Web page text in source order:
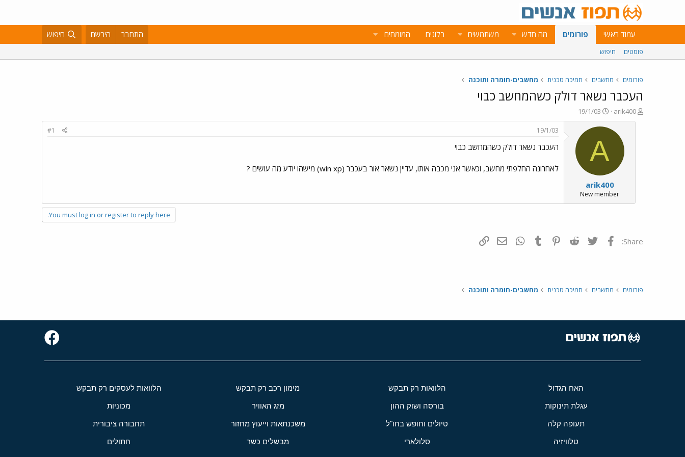
עמוד ראשי פורומים מה חדש משתמשים בלוגים המומחים התחבר הירשם חיפוש
פוסטים חיפוש
פורומים מחשבים תמיכה טכנית מחשבים-חומרה ותוכנה
העכבר נשאר דולק כשהמחשב כבוי
פ
ו
arik400
פ
ו
ר
ם
ב
א
ר
י
ך
19/1/03
A
arik400
New member
19/1/03
#1
העכבר נשאר דולק כשהמחשב כבוי
לאחרונה החלפתי מחשב, וכאשר אני מכבה אותו, עדיין נשאר אור בעכבר (win xp) מישהו יודע מה עושים ?
You must log in or register to reply here.
Share: פייסבוק Twitter
Reddit
Pinterest
Tumblr
WhatsAppדואר אלקטרוני
פורומים מחשבים תמיכה טכנית מחשבים-חומרה ותוכנה
האח הגדול הלוואות רק תבקש מימון רכב רק תבקש הלוואות לעסקים רק תבקש
עגלת תינוקות בורסה ושוק ההון מזג האוויר מכוניות
תעופה קלה טיולים וחופש בחו"ל משכנתאות וייעוץ מחזור תחבורה ציבורית
טלוויזיה סלולארי מבשלים כשר חתולים